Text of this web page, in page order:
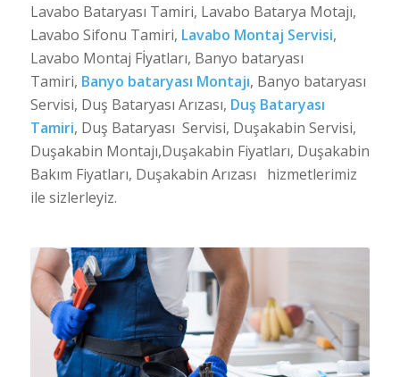
Lavabo Bataryası Tamiri, Lavabo Batarya Motajı,
Lavabo Sifonu Tamiri, Lavabo Montaj Servisi,
Lavabo Montaj Fİyatları, Banyo bataryası
Tamiri, Banyo bataryası Montajı, Banyo bataryası
Servisi, Duş Bataryası Arızası, Duş Bataryası
Tamiri, Duş Bataryası Servisi, Duşakabin Servisi,
Duşakabin Montajı,Duşakabin Fiyatları, Duşakabin
Bakım Fiyatları, Duşakabin Arızası hizmetlerimiz
ile sizlerleyiz.